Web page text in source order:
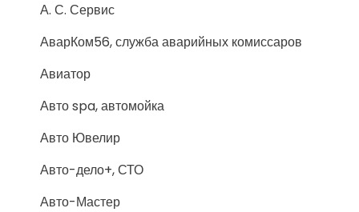
А. С. Сервис
АварКом56, служба аварийных комиссаров
Авиатор
Авто spa, автомойка
Авто Ювелир
Авто-дело+, СТО
Авто-Мастер